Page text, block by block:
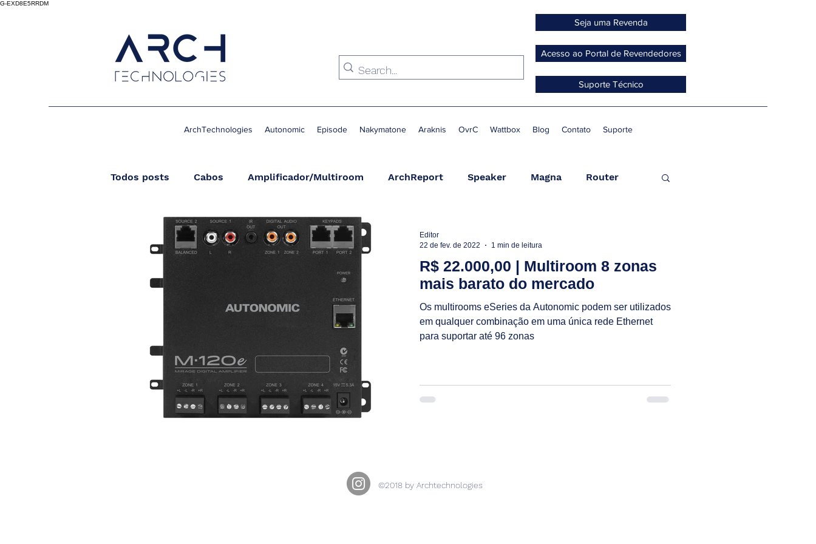
G-EXD8E5RRDM
Seja uma Revenda
Acesso ao Portal de Revendedores
Suporte Técnico
ArchTechnologies Autonomic Episode Nakymatone Araknis OvrC Wattbox Blog Contato Suporte
Todos posts Cabos Amplificador/Multiroom ArchReport Speaker Magna Router
Streamer Wireless Condicionador de Energia
R$ 22.000,00 | Multiroom 8 zonas
mais barato do mercado
Os multirooms eSeries da Autonomic podem ser utilizados
em qualquer combinação em uma única rede Ethernet
para suportar até 96 zonas
Editor
22 de fev. de 2022
1 min de leitura
©2018 by Archtechnologies